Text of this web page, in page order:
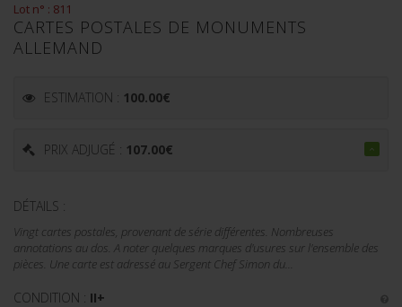
Lot n° : 811
CARTES POSTALES DE MONUMENTS
ALLEMAND
ESTIMATION : 100.00€
PRIX ADJUGÉ : 107.00€
DÉTAILS :
Vingt cartes postales, provenant de série différentes. Nombreuses
annotations au dos. A noter quelques marques d'usures sur l'ensemble des
pièces. Une carte est adressé au Sergent Chef Simon du...
CONDITION : II+